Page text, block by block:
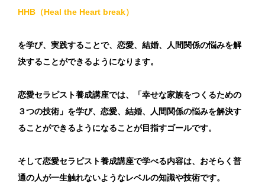
HHB（Heal the Heart break）
を学び、実践することで、恋愛、結婚、人間関係の悩みを解
決することができるようになります。
恋愛セラピスト養成講座では、「幸せな家族をつくるための
３つの技術」を学び、恋愛、結婚、人間関係の悩みを解決す
ることができるようになることが目指すゴールです。
そして恋愛セラピスト養成講座で学べる内容は、おそらく普
通の人が一生触れないようなレベルの知識や技術です。